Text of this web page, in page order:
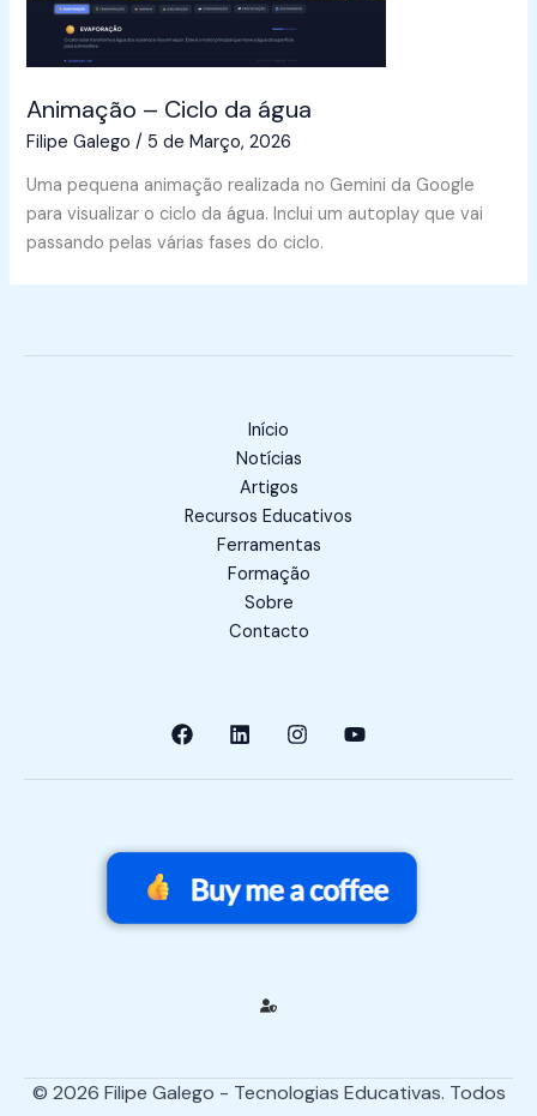
Animação – Ciclo da água
Filipe Galego/ 5 de Março, 2026
Uma pequena animação realizada no Gemini da Google
para visualizar o ciclo da água. Inclui um autoplay que vai
passando pelas várias fases do ciclo.
Início
Notícias
Artigos
Recursos Educativos
Ferramentas
Formação
Sobre
Contacto
© 2026 Filipe Galego - Tecnologias Educativas. Todos